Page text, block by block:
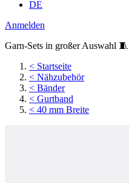
DE
Anmelden
Garn-Sets in großer Auswahl 🧵
< Startseite
< Nähzubehör
< Bänder
< Gurtband
< 40 mm Breite